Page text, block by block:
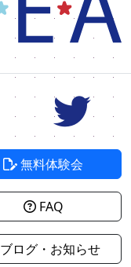
無料体験会
FAQ
ブログ・お知らせ